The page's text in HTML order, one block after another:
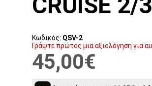
CRUISE 2/3
Κωδικός: QSV-2
Γράψτε πρώτος μια αξιολόγηση για
45,00€